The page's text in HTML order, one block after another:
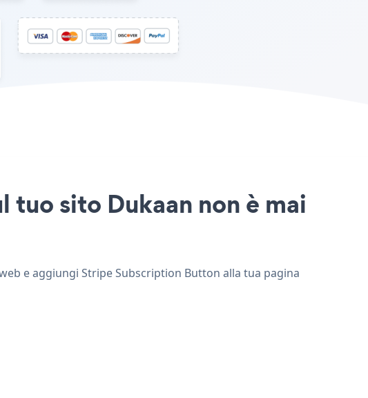
sito Dukaan non è mai
e aggiungi Stripe Subscription Button alla tua pagina